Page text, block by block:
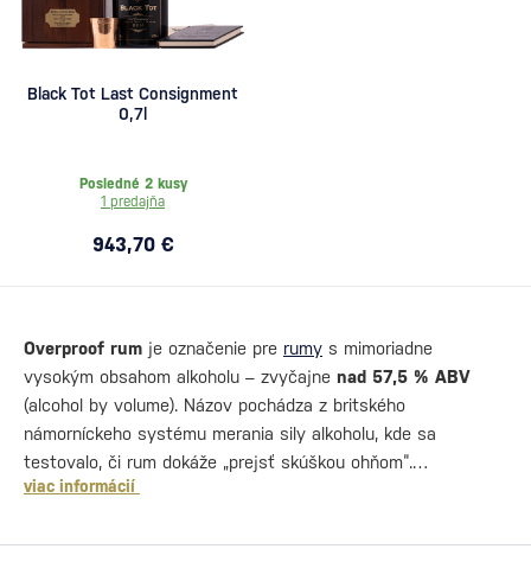
Black Tot Last Consignment
0,7l
Posledné 2 kusy
1 predajňa
943,70 €
Overproof rum je označenie pre rumy s mimoriadne
vysokým obsahom alkoholu – zvyčajne nad 57,5 % ABV
(alcohol by volume). Názov pochádza z britského
námorníckeho systému merania sily alkoholu, kde sa
testovalo, či rum dokáže „prejsť skúškou ohňom“.…
viac informácií